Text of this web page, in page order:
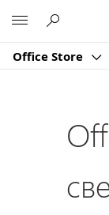
Office Store